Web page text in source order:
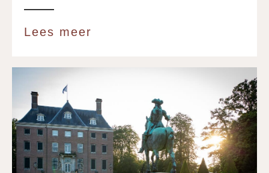
Lees meer